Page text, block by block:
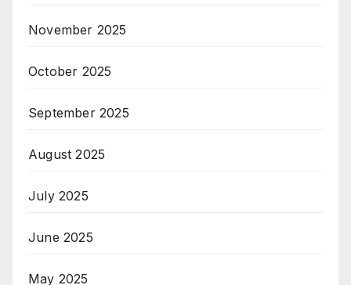
November 2025
October 2025
September 2025
August 2025
July 2025
June 2025
May 2025